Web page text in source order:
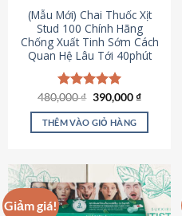
được
chọn
trên
trang
sản
phẩm
(Mẫu Mới) Chai Thuốc Xịt
Stud 100 Chính Hãng
Chống Xuất Tinh Sớm Cách
Quan Hệ Lâu Tới 40phút
Được xếp
hạng5.00
5 sao
480,000₫ Giá
là:
480,000 ₫.
390,000₫Giá
tại
THÊM VÀO GIỎ HÀNG
Giảm giá!